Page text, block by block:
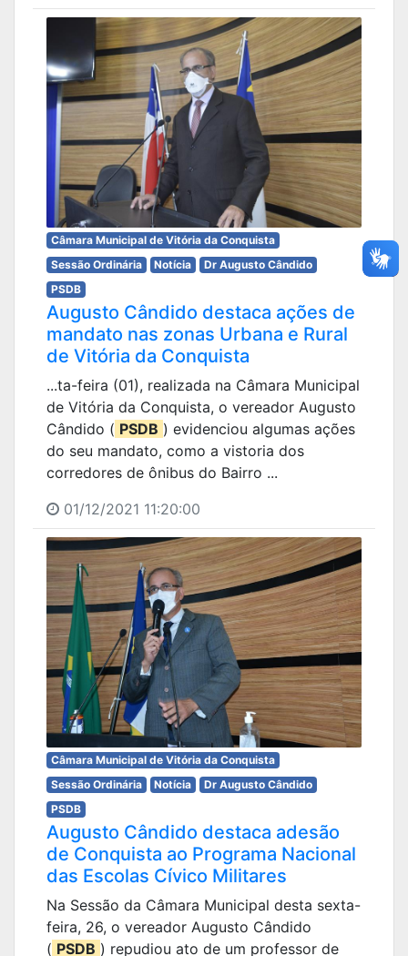
Câmara Municipal de Vitória da Conquista
Sessão Ordinária
Notícia
Dr Augusto Cândido
PSDB
Augusto Cândido destaca ações de
mandato nas zonas Urbana e Rural
de Vitória da Conquista
...ta-feira (01), realizada na Câmara Municipal
de Vitória da Conquista, o vereador Augusto
Cândido ( PSDB ) evidenciou algumas ações
do seu mandato, como a vistoria dos
corredores de ônibus do Bairro ...
01/12/2021 11:20:00
Câmara Municipal de Vitória da Conquista
Sessão Ordinária
Notícia
Dr Augusto Cândido
PSDB
Augusto Cândido destaca adesão
de Conquista ao Programa Nacional
das Escolas Cívico Militares
Na Sessão da Câmara Municipal desta sexta-
feira, 26, o vereador Augusto Cândido
( PSDB ) repudiou ato de um professor de